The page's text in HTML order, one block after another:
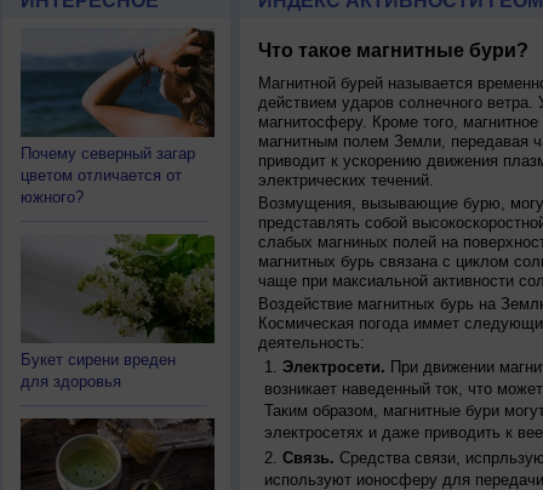
Почему северный загар
цветом отличается от
южного?
Букет сирени вреден
для здоровья
Что такое магнитные бури?
Магнитной бурей называется
действием ударов солнечного ветра.
магнитосферу. Кроме того,
магнитным полем Земли, передавая
приводит к ускорению движения
электрических течений.
Возмущения, вызывающие бурю,
представлять собой
слабых магниных полей на
магнитных бурь связана с циклом
чаще при максиальной активности
Воздействие магнитных бурь на
Космическая погода иммет
деятельность:
Электросети. При движении
возникает наведенный ток, что
Таким образом, магнитные бури
электросетях и даже приводить к
Связь. Средства связи,
используют ионосферу для